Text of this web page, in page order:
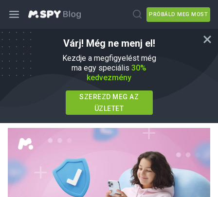
PRÓBÁLD MEG MOST
Várj! Még ne menj el!
Kezdje a megfigyelést még
ma egy speciális 30%
kedvezmény
SZEREZD MEG AZ
ÜZLETET
7 Cell Phone Monitoring Apps, hogy a
szülői könnyebbé teszi a szülői
Agnes W Linn EbbenmSpy Alternatives
Frissítve 01 jún, 2026